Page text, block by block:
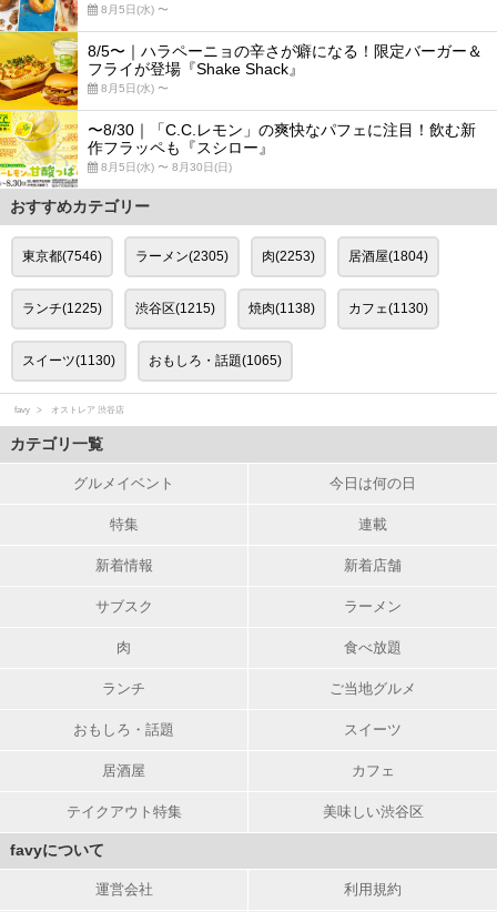
8月5日(水) 〜
8/5〜｜ハラペーニョの辛さが癖になる！限定バーガー＆
フライが登場『Shake Shack』
8月5日(水) 〜
〜8/30｜「C.C.レモン」の爽快なパフェに注目！飲む新
作フラッペも『スシロー』
8月5日(水) 〜 8月30日(日)
おすすめカテゴリー
東京都(7546) ラーメン(2305) 肉(2253) 居酒屋(1804)
ランチ(1225) 渋谷区(1215) 焼肉(1138) カフェ(1130)
スイーツ(1130) おもしろ・話題(1065)
favy オストレア 渋谷店
カテゴリ一覧
グルメイベント 今日は何の日
特集 連載
新着情報 新着店舗
サブスク ラーメン
肉 食べ放題
ランチ ご当地グルメ
おもしろ・話題 スイーツ
居酒屋 カフェ
テイクアウト特集 美味しい渋谷区
favyについて
運営会社 利用規約